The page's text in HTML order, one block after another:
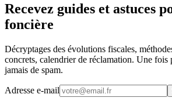
Recevez guides et astuces
foncière
Décryptages des évolutions fiscales,
concrets, calendrier de réclamation. Une fois
jamais de spam.
Adresse e-mail